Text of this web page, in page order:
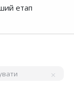
етап